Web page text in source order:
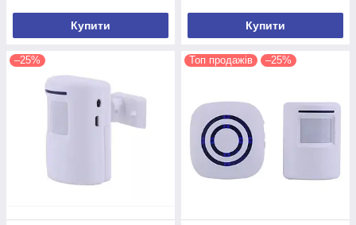
Купити Купити
–25% Топ продажів –25%